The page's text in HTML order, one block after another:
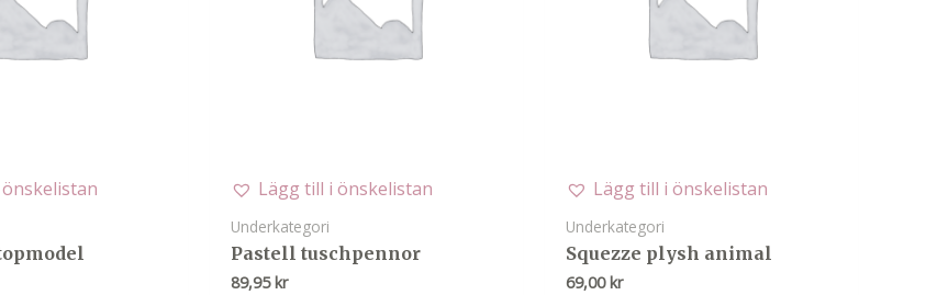
Lägg till i önskelistan
Underkategori
Pastell tuschpennor
89,95 kr
Lägg till i önskelistan
Underkategori
Squezze plysh animal
69,00 kr